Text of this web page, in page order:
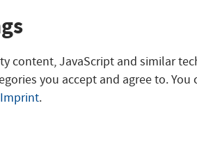
content, JavaScript and similar
you accept and agree to.
Imprint.